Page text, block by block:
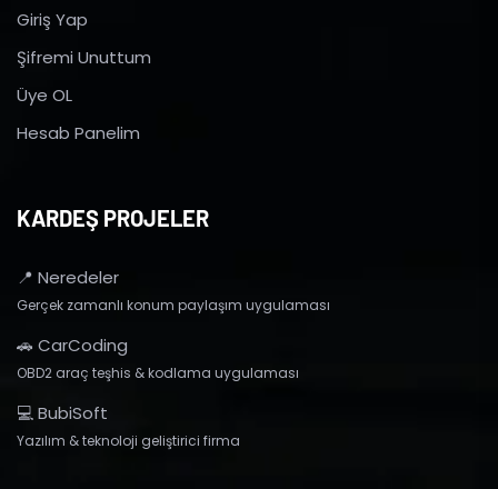
Giriş Yap
Şifremi Unuttum
Üye OL
Hesab Panelim
KARDEŞ PROJELER
📍 Neredeler
Gerçek zamanlı konum paylaşım uygulaması
🚗 CarCoding
OBD2 araç teşhis & kodlama uygulaması
💻 BubiSoft
Yazılım & teknoloji geliştirici firma